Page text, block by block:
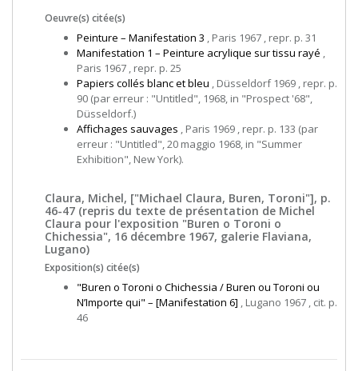
Oeuvre(s) citée(s)
Peinture – Manifestation 3 , Paris 1967 , repr. p. 31
Manifestation 1 – Peinture acrylique sur tissu rayé ,
Paris 1967 , repr. p. 25
Papiers collés blanc et bleu , Düsseldorf 1969 , repr. p.
90 (par erreur : "Untitled", 1968, in "Prospect '68",
Düsseldorf.)
Affichages sauvages , Paris 1969 , repr. p. 133 (par
erreur : "Untitled", 20 maggio 1968, in "Summer
Exhibition", New York).
Claura, Michel, ["Michael Claura, Buren, Toroni"], p.
46-47 (repris du texte de présentation de Michel
Claura pour l'exposition "Buren o Toroni o
Chichessia", 16 décembre 1967, galerie Flaviana,
Lugano)
Exposition(s) citée(s)
"Buren o Toroni o Chichessia / Buren ou Toroni ou
N’Importe qui" – [Manifestation 6] , Lugano 1967 , cit. p.
46